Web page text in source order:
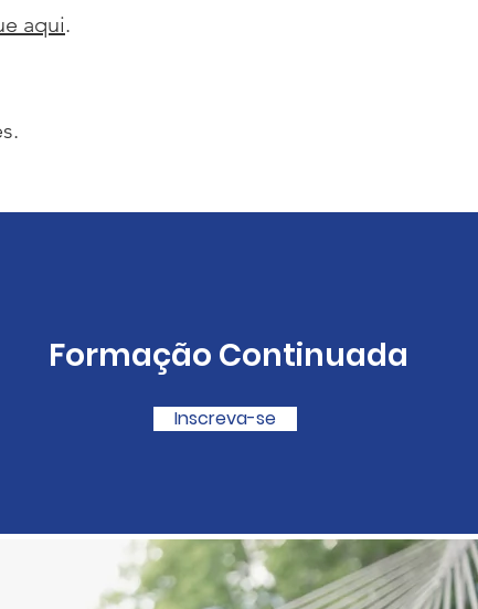
aqui.
Formação Continuada
Inscreva-se